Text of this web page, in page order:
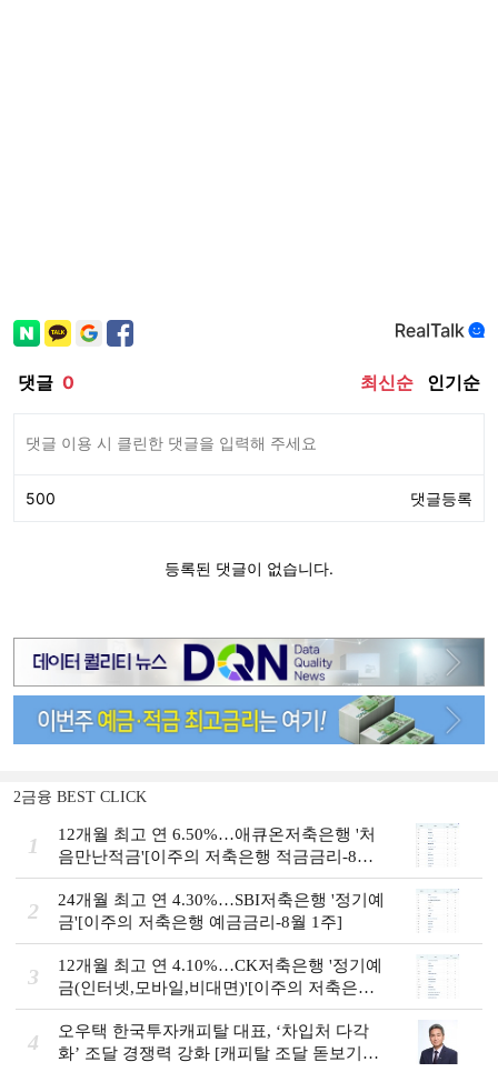
2금융 BEST CLICK
1
12개월 최고 연 6.50%…애큐온저축은행 '처
음만난적금'[이주의 저축은행 적금금리-8월
1주]
2
24개월 최고 연 4.30%…SBI저축은행 '정기예
금'[이주의 저축은행 예금금리-8월 1주]
3
12개월 최고 연 4.10%…CK저축은행 '정기예
금(인터넷,모바일,비대면)'[이주의 저축은행
예금금리-8월 1주]
4
오우택 한국투자캐피탈 대표, ‘차입처 다각
화ʼ 조달 경쟁력 강화 [캐피탈 조달 돋보기